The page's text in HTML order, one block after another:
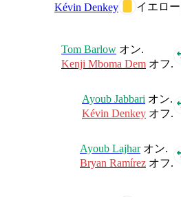
イエロ
Kévin Denkey
Tom Barlow オン.
Kenji Mboma Dem オフ.
Ayoub Jabbari オン.
Kévin Denkey オフ.
Ayoub Lajharオン.
Bryan Ramírez オフ.